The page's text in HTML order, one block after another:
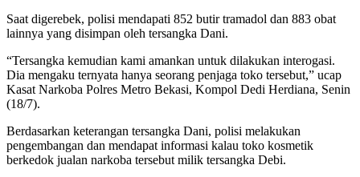
Saat digerebek, polisi mendapati 852 butir tramadol dan 883 obat
lainnya yang disimpan oleh tersangka Dani.
“Tersangka kemudian kami amankan untuk dilakukan interogasi.
Dia mengaku ternyata hanya seorang penjaga toko tersebut,” ucap
Kasat Narkoba Polres Metro Bekasi, Kompol Dedi Herdiana, Senin
(18/7).
Berdasarkan keterangan tersangka Dani, polisi melakukan
pengembangan dan mendapat informasi kalau toko kosmetik
berkedok jualan narkoba tersebut milik tersangka Debi.